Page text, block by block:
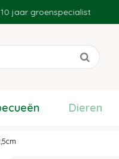
groenspecialist
Dieren